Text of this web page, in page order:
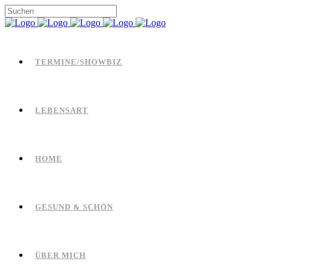
TERMINE/SHOWBIZ
LEBENSART
HOME
GESUND & SCHÖN
ÜBER MICH